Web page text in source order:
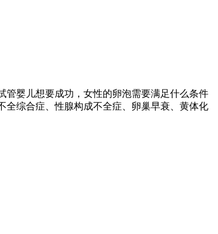
管婴儿想要成功，女性的卵泡需要满足什么条件
全综合症、性腺构成不全症、卵巢早衰、黄体化